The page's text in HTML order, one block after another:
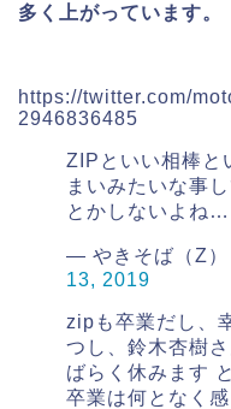
多く上がっています。
https://twitter.com/
2946836485
ZIPといい相棒と
まいみたいな事
とかしないよね…
— やきそば（Z
13, 2019
zipも卒業だし、
つし、鈴木杏樹
ばらく休みます
卒業は何となく